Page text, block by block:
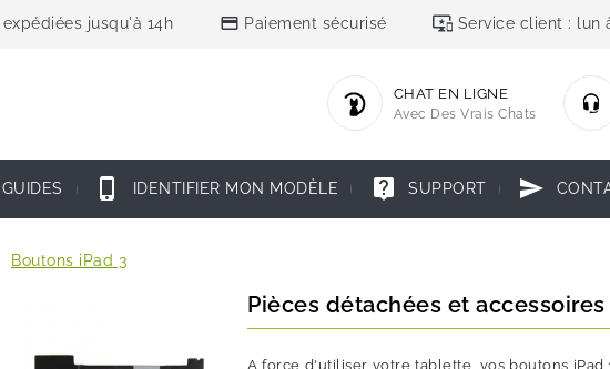
jusqu'à 14h credit_card Paiement sécurisé important_devices Service client : lun
CHAT EN LIGNE
Avec Des Vrais Chats
GUIDES phone_iphone IDENTIFIER MON MODÈLE live_help SUPPORT send
Boutons iPad 3
Pièces détachées et
A force d'utiliser votre tablette, vos boutons